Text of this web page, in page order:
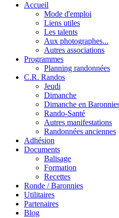
Accueil
Mode d'emploi
Liens utiles
Les talents
Aux photographes...
Autres associations
Programmes
Planning randonnées
C.R. Randos
Jeudi
Dimanche
Dimanche en
Rando-Santé
Autres manifestations
Randonnées anciennes
Adhésion
Documents
Balisage
Formation
Recettes
Ronde / Baronnies
Utilitaires
Partenaires
Blog